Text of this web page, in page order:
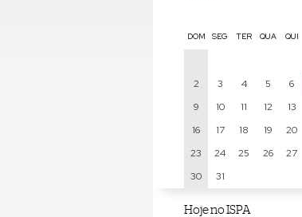
DOM SEG TER QUA QUI
2
3 4 5 6
9
10 11 12 13
16
17 18 19 20
23
24 25 26 27
30
31
Hoje no ISPA